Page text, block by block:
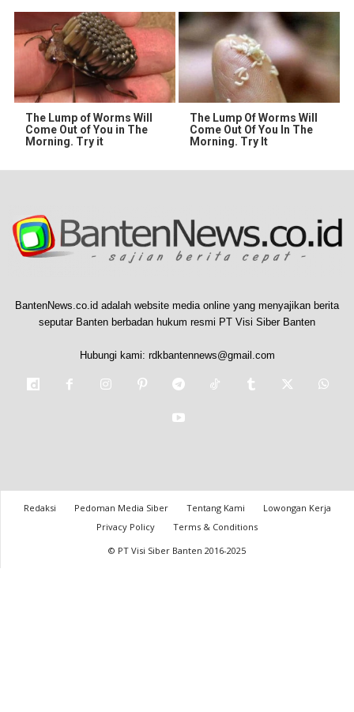
The Lump of Worms Will
Come Out of You in The
Morning. Try it
The Lump Of Worms Will
Come Out Of You In The
Morning. Try It
BantenNews.co.id adalah website media online yang menyajikan berita
seputar Banten berbadan hukum resmi PT Visi Siber Banten
Hubungi kami: rdkbantennews@gmail.com
Redaksi Pedoman Media Siber Tentang Kami
Lowongan Kerja
Privacy Policy
Terms & Conditions
© PT Visi Siber Banten 2016-2025